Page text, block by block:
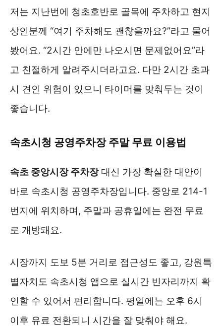
저는 지난번에 청초호반로 골목에 주차하고 현지
상인분께 “여기 주차해도 괜찮을까요?”라고 물어
봤어요. “2시간 안에만 나오시면 문제없어요”라
고 친절하게 알려주시더라고요. 다만 2시간 초과
시 견인 위험이 있으니 타이머를 맞춰두는 것이
좋습니다.
속초시청 공영주차장 주말 무료 이용법
속초 중앙시장 주차장대신 가장 확실한 대안이
바로 속초시청 공영주차장입니다. 중앙로 214-1
번지에 위치하며, 주말과 공휴일에는 완전 무료
로 개방돼요.
시장까지 도보 5분 거리로 접근성도 좋고, 강원특
별자치도 속초시청 앱으로 실시간 빈자리까지 확
인할 수 있어서 편리합니다. 평일에는 오후 6시
이후 유료 전환되니 시간을 잘 맞춰야 해요.